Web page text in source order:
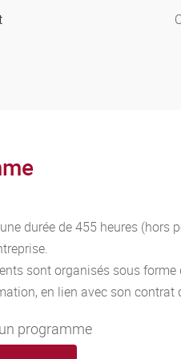
de compétences
clairement
que fixées à l’alinéa
parcours.
font l’objet d’une
durée de 455 heures
sont organisés sous
en lien avec son contrat
programme